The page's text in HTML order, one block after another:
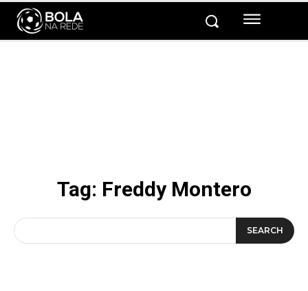
Tag: Freddy Montero
SEARCH